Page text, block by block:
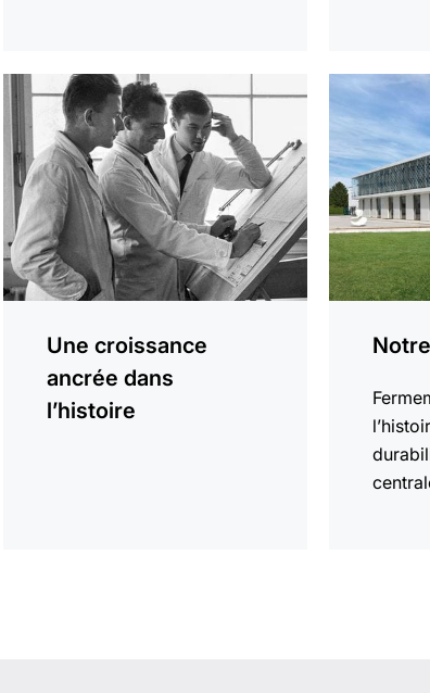
Une croissance
ancrée dans
l’histoire
savoir
plus
En
savoir